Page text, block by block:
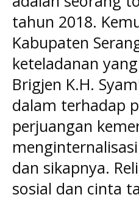
tahun 2018.
Kabupaten
keteladanan
Brigjen K.H.
dalam terhadap
perjuangan
dan sikapnya.
sosial dan cinta